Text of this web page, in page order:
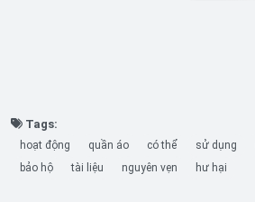
Tags:
hoạt động quần áo có thể sử dụng
bảo hộ
tài liệu nguyên vẹn hư hại